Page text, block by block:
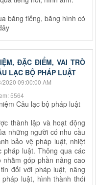
băng tiếng, băng hình có
ĐẶC ĐIỂM, VAI TRÒ
LẠC BỘ PHÁP LUẬT
2020 09:00:00 AM
5564
Câu lạc bộ pháp luật
thành lập và hoạt động
những người có nhu cầu
bảo vệ pháp luật, nhiệt
pháp luật. Thông qua các
góp phần nâng cao
đối với pháp luật, nâng
luật, hình thành thói